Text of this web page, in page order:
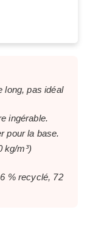
long, pas idéal
ingérable.
pour la base.
kg/m³)
% recyclé, 72